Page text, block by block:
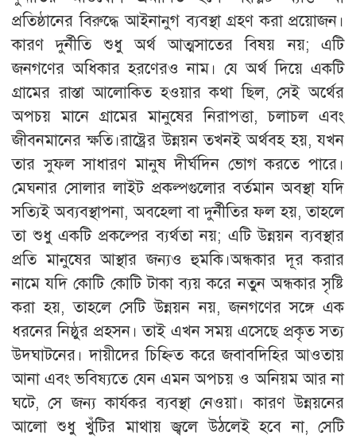
প্রতিষ্ঠানের বিরুদ্ধে আইনানুগ ব্যবস্থা গ্রহণ করা প্রয়োজন।
কারণ দুর্নীতি শুধু অর্থ আত্মসাতের বিষয় নয়; এটি
জনগণের অধিকার হরণেরও নাম। যে অর্থ দিয়ে একটি
গ্রামের রাস্তা আলোকিত হওয়ার কথা ছিল, সেই অর্থের
অপচয় মানে গ্রামের মানুষের নিরাপত্তা, চলাচল এবং
জীবনমানের ক্ষতি।রাষ্ট্রের উন্নয়ন তখনই অর্থবহ হয়, যখন
তার সুফল সাধারণ মানুষ দীর্ঘদিন ভোগ করতে পারে।
মেঘনার সোলার লাইট প্রকল্পগুলোর বর্তমান অবস্থা যদি
সত্যিই অব্যবস্থাপনা, অবহেলা বা দুর্নীতির ফল হয়, তাহলে
তা শুধু একটি প্রকল্পের ব্যর্থতা নয়; এটি উন্নয়ন ব্যবস্থার
প্রতি মানুষের আস্থার জন্যও হুমকি।অন্ধকার দূর করার
নামে যদি কোটি কোটি টাকা ব্যয় করে নতুন অন্ধকার সৃষ্টি
করা হয়, তাহলে সেটি উন্নয়ন নয়, জনগণের সঙ্গে এক
ধরনের নিষ্ঠুর প্রহসন। তাই এখন সময় এসেছে প্রকৃত সত্য
উদঘাটনের। দায়ীদের চিহ্নিত করে জবাবদিহির আওতায়
আনা এবং ভবিষ্যতে যেন এমন অপচয় ও অনিয়ম আর না
ঘটে, সে জন্য কার্যকর ব্যবস্থা নেওয়া। কারণ উন্নয়নের
আলো শুধু খুঁটির মাথায় জ্বলে উঠলেই হবে না, সেটি